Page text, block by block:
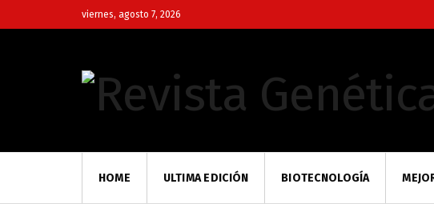
viernes, agosto 7, 2026
HOME ULTIMA EDICIÓN BIOTECNOLOGÍA